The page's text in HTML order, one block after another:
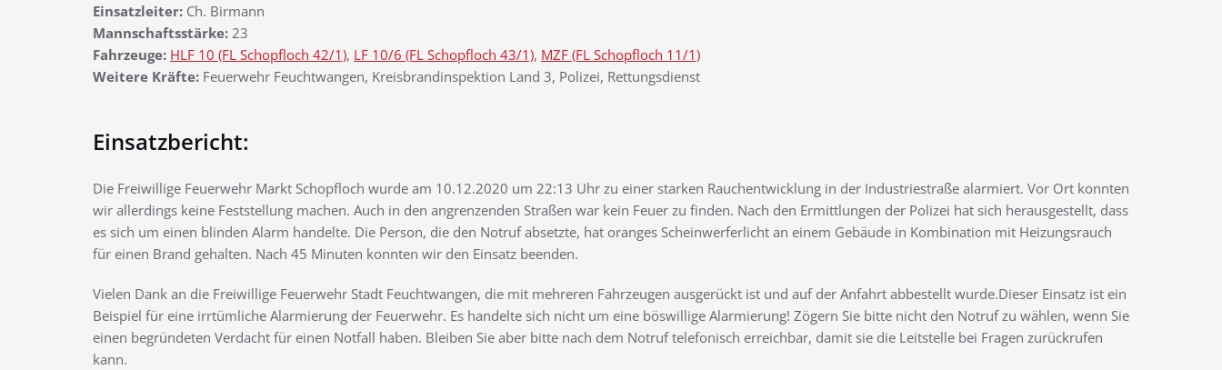
Einsatzleiter: Ch. Birmann
Mannschaftsstärke: 23
Fahrzeuge: HLF 10 (FL Schopfloch 42/1), LF 10/6 (FL Schopfloch 43/1), MZF (FL Schopfloch 11/1)
Weitere Kräfte: Feuerwehr Feuchtwangen, Kreisbrandinspektion Land 3, Polizei, Rettungsdienst
Einsatzbericht:
Die Freiwillige Feuerwehr Markt Schopfloch wurde am 10.12.2020 um 22:13 Uhr zu einer starken Rauchentwicklung in der Industriestraße alarmiert. Vor Ort konnten
wir allerdings keine Feststellung machen. Auch in den angrenzenden Straßen war kein Feuer zu finden. Nach den Ermittlungen der Polizei hat sich herausgestellt, dass
es sich um einen blinden Alarm handelte. Die Person, die den Notruf absetzte, hat oranges Scheinwerferlicht an einem Gebäude in Kombination mit Heizungsrauch
für einen Brand gehalten. Nach 45 Minuten konnten wir den Einsatz beenden.
Vielen Dank an die Freiwillige Feuerwehr Stadt Feuchtwangen, die mit mehreren Fahrzeugen ausgerückt ist und auf der Anfahrt abbestellt wurde.Dieser Einsatz ist ein
Beispiel für eine irrtümliche Alarmierung der Feuerwehr. Es handelte sich nicht um eine böswillige Alarmierung! Zögern Sie bitte nicht den Notruf zu wählen, wenn Sie
einen begründeten Verdacht für einen Notfall haben. Bleiben Sie aber bitte nach dem Notruf telefonisch erreichbar, damit sie die Leitstelle bei Fragen zurückrufen
kann.